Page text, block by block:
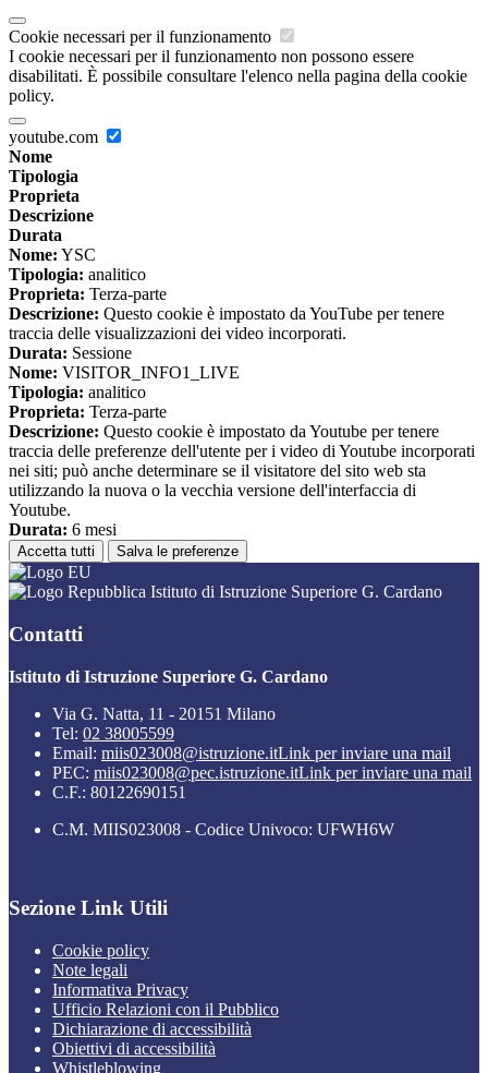
Cookie necessari per il funzionamento
I cookie necessari per il funzionamento non possono essere
disabilitati. È possibile consultare l'elenco nella pagina della cookie
policy.
youtube.com
Nome
Tipologia
Proprieta
Descrizione
Durata
Nome: YSC
Tipologia: analitico
Proprieta: Terza-parte
Descrizione: Questo cookie è impostato da YouTube per tenere
traccia delle visualizzazioni dei video incorporati.
Durata: Sessione
Nome: VISITOR_INFO1_LIVE
Tipologia: analitico
Proprieta: Terza-parte
Descrizione: Questo cookie è impostato da Youtube per tenere
traccia delle preferenze dell'utente per i video di Youtube incorporati
nei siti; può anche determinare se il visitatore del sito web sta
utilizzando la nuova o la vecchia versione dell'interfaccia di
Youtube.
Durata: 6 mesi
Accetta tutti Salva le preferenze
Istituto di Istruzione Superiore G. Cardano
Contatti
Istituto di Istruzione Superiore G. Cardano
Via G. Natta, 11 - 20151 Milano
Tel: 02 38005599
Email: miis023008@istruzione.itLink per inviare una mail
PEC: miis023008@pec.istruzione.itLink per inviare una mail
C.F.: 80122690151
C.M. MIIS023008 - Codice Univoco: UFWH6W
Sezione Link Utili
Cookie policy
Note legali
Informativa Privacy
Ufficio Relazioni con il Pubblico
Dichiarazione di accessibilità
Obiettivi di accessibilità
Whistleblowing